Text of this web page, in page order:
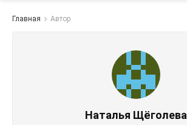
Главная Автор
Наталья Щёголева